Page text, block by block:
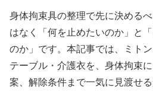
身体拘束具の整理で先に決める
はなく「何を止めたいのか」と
のか」です。本記事では、ミト
テーブル・介護衣を、身体拘束
案、解除条件まで一気に見渡せる